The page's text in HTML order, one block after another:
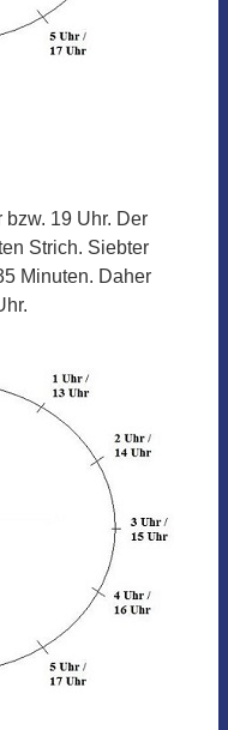
bzw. 19 Uhr. Der
Strich. Siebter
Minuten. Daher